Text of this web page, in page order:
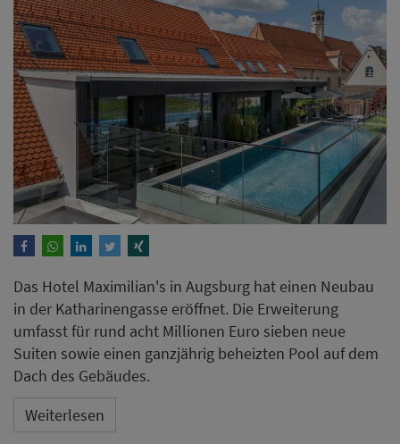
Das Hotel Maximilian's in Augsburg hat einen Neubau
in der Katharinengasse eröffnet. Die Erweiterung
umfasst für rund acht Millionen Euro sieben neue
Suiten sowie einen ganzjährig beheizten Pool auf dem
Dach des Gebäudes.
Weiterlesen